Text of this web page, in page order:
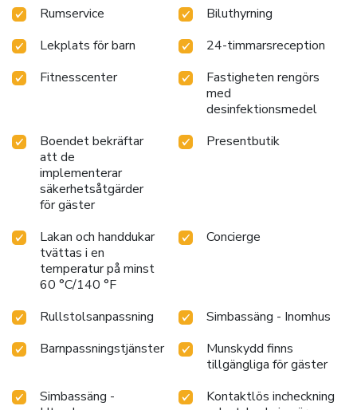
Rumservice
Biluthyrning
Lekplats för barn
24-timmarsreception
Fitnesscenter
Fastigheten rengörs
med
desinfektionsmedel
Boendet bekräftar
att de
implementerar
säkerhetsåtgärder
för gäster
Presentbutik
Lakan och handdukar
tvättas i en
temperatur på minst
60 °C/140 °F
Concierge
Rullstolsanpassning
Simbassäng - Inomhus
Barnpassningstjänster
Munskydd finns
tillgängliga för gäster
Simbassäng -
Kontaktlös incheckning